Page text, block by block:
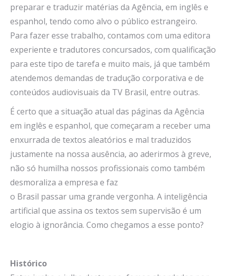
preparar e traduzir matérias da Agência, em inglês e
espanhol, tendo como alvo o público estrangeiro.
Para fazer esse trabalho, contamos com uma editora
experiente e tradutores concursados, com qualificação
para este tipo de tarefa e muito mais, já que também
atendemos demandas de tradução corporativa e de
conteúdos audiovisuais da TV Brasil, entre outras.
É certo que a situação atual das páginas da Agência
em inglês e espanhol, que começaram a receber uma
enxurrada de textos aleatórios e mal traduzidos
justamente na nossa ausência, ao aderirmos à greve,
não só humilha nossos profissionais como também
desmoraliza a empresa e faz
o Brasil passar uma grande vergonha. A inteligência
artificial que assina os textos sem supervisão é um
elogio à ignorância. Como chegamos a esse ponto?
Histórico